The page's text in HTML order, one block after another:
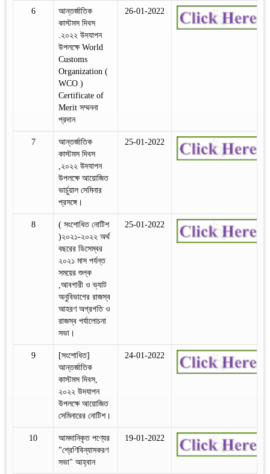
6
আন্তর্জাতিক
কাস্টমস দিবস
.২০২২ উদযাপন
উপলক্ষে World
Customs
Organization (
WCO )
Certificate of
Merit সম্মননা
প্রদান
26-01-2022
7
আন্তর্জাতিক
কাস্টমস দিবস
,২০২২ উদযাপন
উপলক্ষে আয়োজিত
ভার্চুয়াল সেমিনার
প্রসঙ্গে।
25-01-2022
8
( সংশোধিত নোটিশ
)২০২১-২০২২ অর্থ
বছরের ডিসেম্বর
২০২১ মাস পর্যন্ত
সময়ের শুল্ক
,আবগারী ও ভ্যাট
অনুবিভাগের রাজস্ব
আহরণ অগ্রগতি ও
রাজস্ব পর্যালোচনা
সভা।
25-01-2022
9
[সংশোধিত]
আন্তর্জাতিক
কাস্টমস দিবস,
২০২২ উদযাপন
উপলক্ষে আয়োজিত
সেমিনারের নোটিশ।
24-01-2022
10
আমদানিকৃত পণ্যের
"শ্রেণিবিন্যাসকরণ
সভা" আহ্বান
19-01-2022